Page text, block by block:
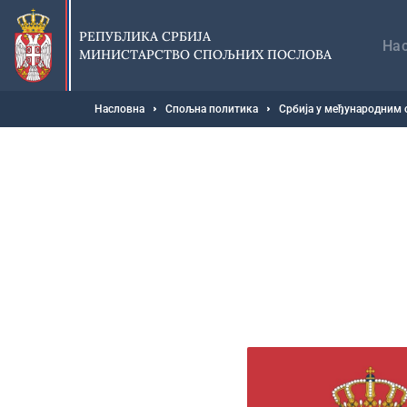
Прескочи
главни
део
садржаја
РЕПУБЛИКА СРБИЈА
МИНИСТАРСТВО СПОЉНИХ ПОСЛОВА
Мрвице
Насловна Спољна политика Србија у међународним